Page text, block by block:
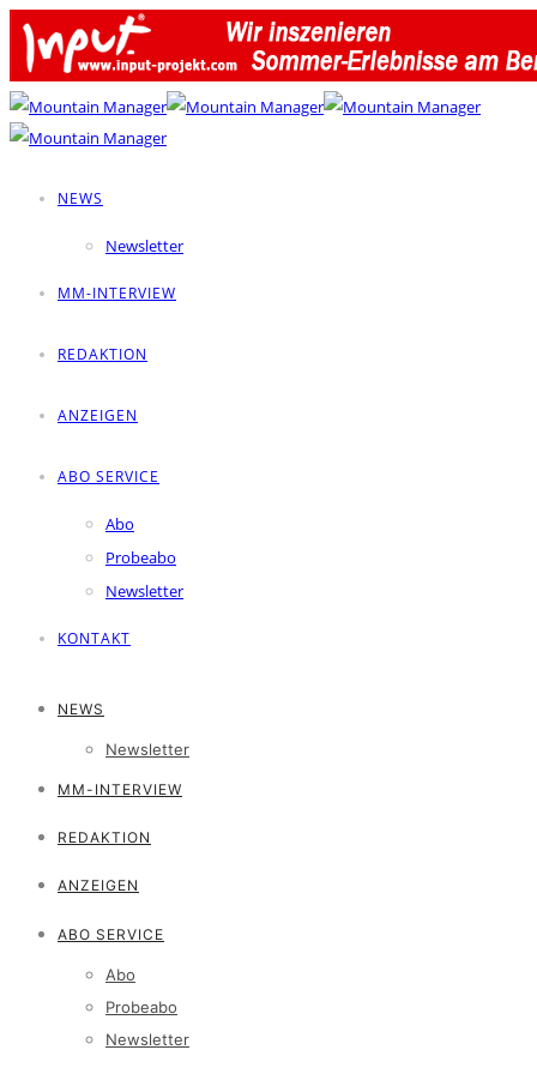
NEWS
Newsletter
MM-INTERVIEW
REDAKTION
ANZEIGEN
ABO SERVICE
Abo
Probeabo
Newsletter
KONTAKT
NEWS
Newsletter
MM-INTERVIEW
REDAKTION
ANZEIGEN
ABO SERVICE
Abo
Probeabo
Newsletter